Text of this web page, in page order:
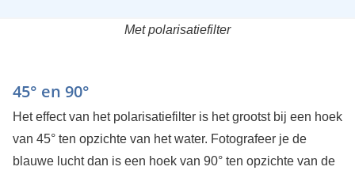
Met polarisatiefilter
45° en 90°
Het effect van het polarisatiefilter is het grootst bij een hoek
van 45° ten opzichte van het water. Fotografeer je de
blauwe lucht dan is een hoek van 90° ten opzichte van de